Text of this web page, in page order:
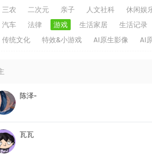
三农 二次元 亲子 人文社科
休闲娱
汽车 法律 游戏 生活家居
生活记录
传统文化 特效&小游戏 AI原生影像 AI
陈泽-
瓦瓦